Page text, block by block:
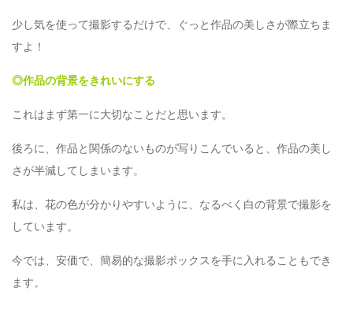
少し気を使って撮影するだけで、ぐっと作品の美しさが際立ちま
すよ！
◎作品の背景をきれいにする
これはまず第一に大切なことだと思います。
後ろに、作品と関係のないものが写りこんでいると、作品の美し
さが半減してしまいます。
私は、花の色が分かりやすいように、なるべく白の背景で撮影を
しています。
今では、安価で、簡易的な撮影ボックスを手に入れることもでき
ます。